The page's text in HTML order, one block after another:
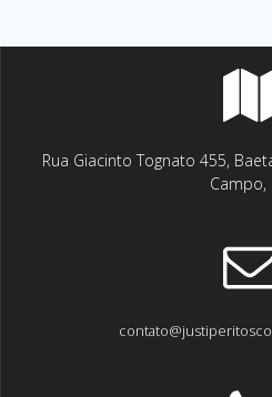
Rua Giacinto Tognato 455,
Campo,